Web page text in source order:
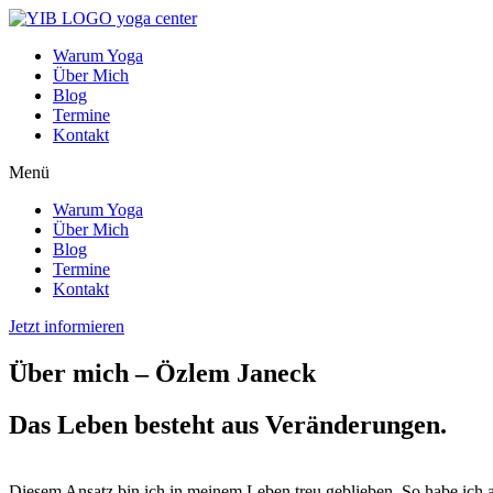
Warum Yoga
Über Mich
Blog
Termine
Kontakt
Menü
Warum Yoga
Über Mich
Blog
Termine
Kontakt
Jetzt informieren
Über mich – Özlem Janeck
Das Leben besteht aus Veränderungen.